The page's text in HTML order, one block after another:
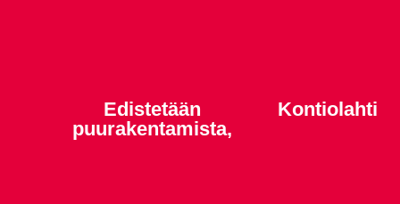
Edistetään
puurakentamista,
Kontiolahti